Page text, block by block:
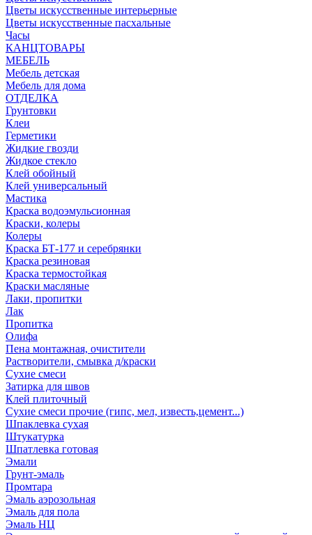
Цветы искусственные интерьерные
Цветы искусственные пасхальные
Часы
КАНЦТОВАРЫ
МЕБЕЛЬ
Мебель детская
Мебель для дома
ОТДЕЛКА
Грунтовки
Клеи
Герметики
Жидкие гвозди
Жидкое стекло
Клей обойный
Клей универсальный
Мастика
Краска водоэмульсионная
Краски, колеры
Колеры
Краска БТ-177 и серебрянки
Краска резиновая
Краска термостойкая
Краски масляные
Лаки, пропитки
Лак
Пропитка
Олифа
Пена монтажная, очистители
Растворители, смывка д/краски
Сухие смеси
Затирка для швов
Клей плиточный
Сухие смеси прочие (гипс, мел, известь,цемент...)
Шпаклевка сухая
Штукатурка
Шпатлевка готовая
Эмали
Грунт-эмаль
Промтара
Эмаль аэрозольная
Эмаль для пола
Эмаль НЦ